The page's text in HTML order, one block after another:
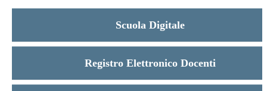
Scuola Digitale
Registro Elettronico Docenti